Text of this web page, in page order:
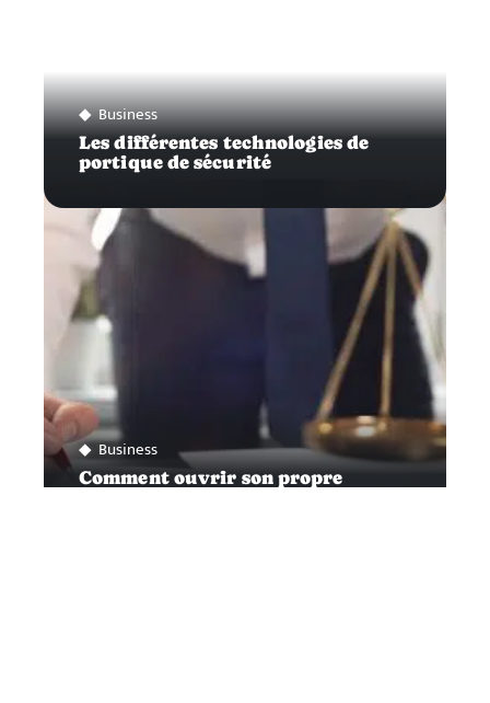
Business
Les différentes technologies de
portique de sécurité
Business
Comment ouvrir son propre